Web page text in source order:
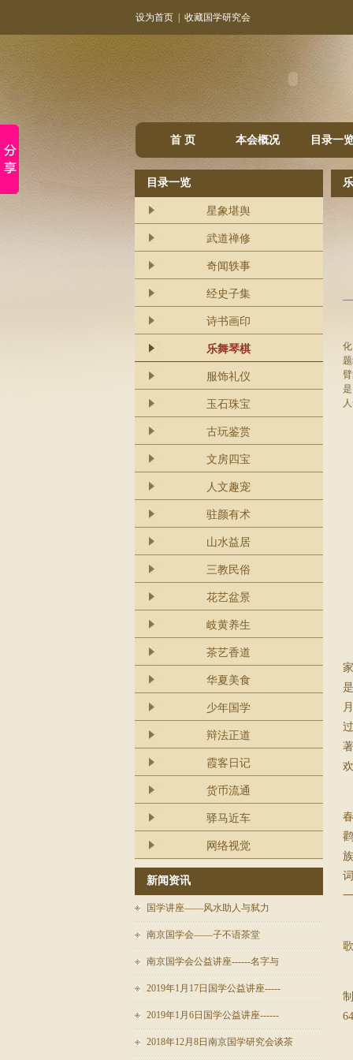
设为首页 收藏国学研究会
首 页 本会概况 目录一
目录一览
星象堪舆
武道禅修
奇闻轶事
经史子集
诗书画印
乐舞琴棋
服饰礼仪
玉石珠宝
古玩鉴赏
文房四宝
人文趣宠
驻颜有术
山水益居
三教民俗
花艺盆景
岐黄养生
茶艺香道
华夏美食
少年国学
辩法正道
霞客日记
货币流通
驿马近车
网络视觉
新闻资讯
国学讲座——风水助人与弑力
南京国学会——子不语茶堂
南京国学会公益讲座------名字与
2019年1月17日国学公益讲座-----
2019年1月6日国学公益讲座------
2018年12月8日南京国学研究会谈茶